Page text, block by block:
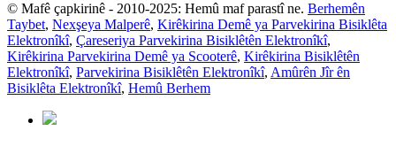
© Mafê çapkirinê - 2010-2025: Hemû maf parastî ne. Berhemên
Taybet, Nexşeya Malperê, Kirêkirina Demê ya Parvekirina Bisiklêta
Elektronîkî, Çareseriya Parvekirina Bisiklêtên Elektronîkî,
Kirêkirina Parvekirina Demê ya Scooterê, Kirêkirina Bisiklêtên
Elektronîkî, Parvekirina Bisiklêtên Elektronîkî, Amûrên Jîr ên
Bisiklêta Elektronîkî, Hemû Berhem